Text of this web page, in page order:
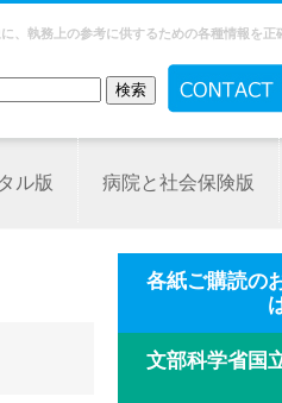
、執務上の参考に供するための各種情報を正
ル版 病院と社会保険版
各紙ご購読の
文部科学省国